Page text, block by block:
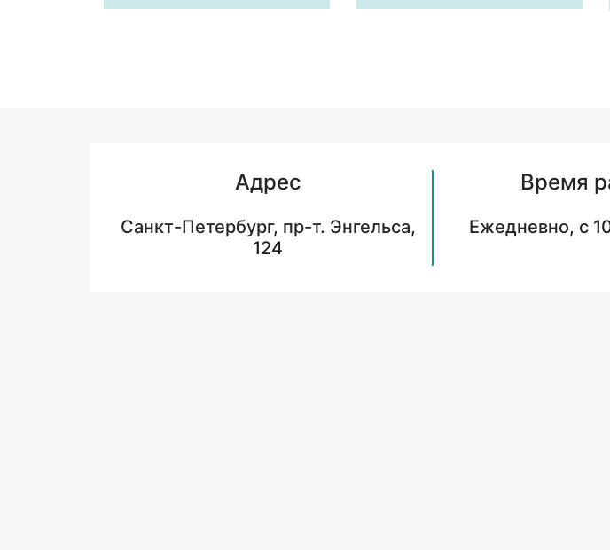
Адрес
Санкт-Петербург, пр-т. Энгельса,
124
Время
Ежедневно, с